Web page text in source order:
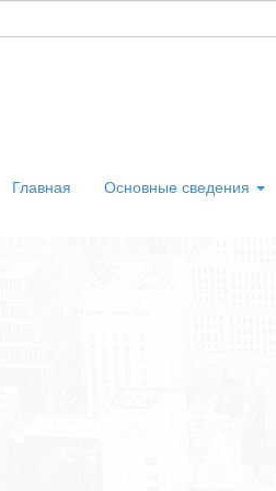
Главная Основные сведения